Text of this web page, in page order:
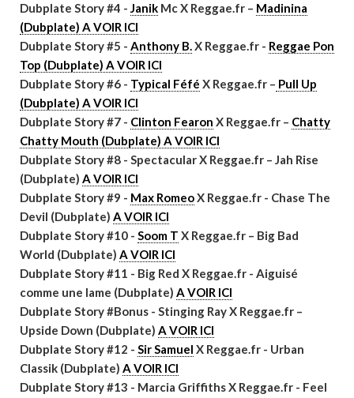
Dubplate Story #4 - Janik Mc X Reggae.fr – Madinina
(Dubplate) A VOIR ICI
Dubplate Story #5 - Anthony B.X Reggae.fr - Reggae Pon
Top (Dubplate) A VOIR ICI
Dubplate Story #6 - Typical Féfé X Reggae.fr – Pull Up
(Dubplate) A VOIR ICI
Dubplate Story #7 - Clinton Fearon X Reggae.fr – Chatty
Chatty Mouth (Dubplate) A VOIR ICI
Dubplate Story #8 - Spectacular X Reggae.fr – Jah Rise
(Dubplate) A VOIR ICI
Dubplate Story #9 - Max RomeoX Reggae.fr - Chase The
Devil (Dubplate) A VOIR ICI
Dubplate Story #10 - Soom T X Reggae.fr – Big Bad
World (Dubplate) A VOIR ICI
Dubplate Story #11 - Big Red X Reggae.fr - Aiguisé
comme une lame (Dubplate) A VOIR ICI
Dubplate Story #Bonus - Stinging Ray X Reggae.fr –
Upside Down (Dubplate) A VOIR ICI
Dubplate Story #12 - Sir Samuel X Reggae.fr - Urban
Classik (Dubplate) A VOIR ICI
Dubplate Story #13 - Marcia Griffiths X Reggae.fr - Feel